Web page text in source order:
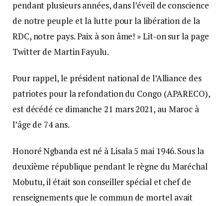
pendant plusieurs années, dans l’éveil de conscience
de notre peuple et la lutte pour la libération de la
RDC, notre pays. Paix à son âme! » Lit-on sur la page
Twitter de Martin Fayulu.
Pour rappel, le président national de l’Alliance des
patriotes pour la refondation du Congo (APARECO),
est décédé ce dimanche 21 mars 2021, au Maroc à
l’âge de 74 ans.
Honoré Ngbanda est né à Lisala 5 mai 1946. Sous la
deuxième république pendant le règne du Maréchal
Mobutu, il était son conseiller spécial et chef de
renseignements que le commun de mortel avait